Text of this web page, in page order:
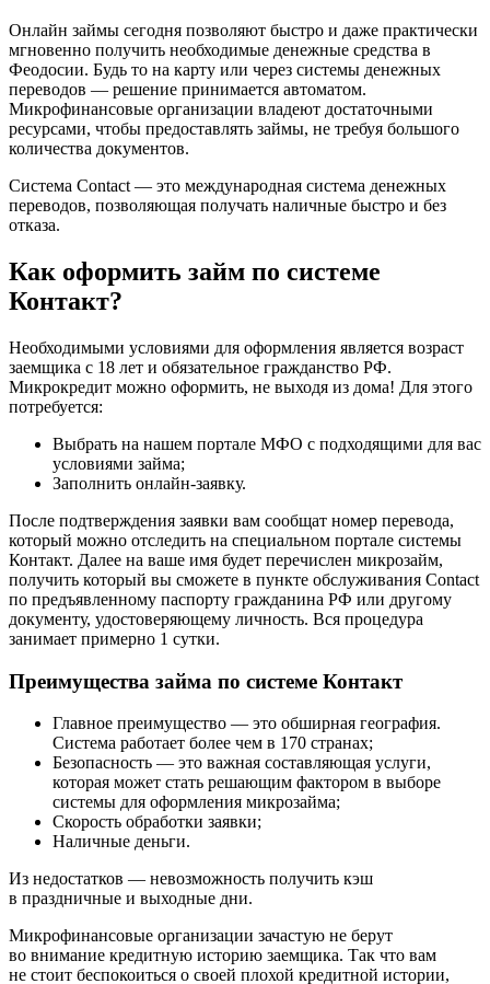
Онлайн займы сегодня позволяют быстро и даже практически
мгновенно получить необходимые денежные средства в
Феодосии. Будь то на карту или через системы денежных
переводов — решение принимается автоматом.
Микрофинансовые организации владеют достаточными
ресурсами, чтобы предоставлять займы, не требуя большого
количества документов.
Система Contact — это международная система денежных
переводов, позволяющая получать наличные быстро и без
отказа.
Как оформить займ по системе
Контакт?
Необходимыми условиями для оформления является возраст
заемщика с 18 лет и обязательное гражданство РФ.
Микрокредит можно оформить, не выходя из дома! Для этого
потребуется:
Выбрать на нашем портале МФО с подходящими для вас
условиями займа;
Заполнить онлайн-заявку.
После подтверждения заявки вам сообщат номер перевода,
который можно отследить на специальном портале системы
Контакт. Далее на ваше имя будет перечислен микрозайм,
получить который вы сможете в пункте обслуживания Contact
по предъявленному паспорту гражданина РФ или другому
документу, удостоверяющему личность. Вся процедура
занимает примерно 1 сутки.
Преимущества займа по системе Контакт
Главное преимущество — это обширная география.
Система работает более чем в 170 странах;
Безопасность — это важная составляющая услуги,
которая может стать решающим фактором в выборе
системы для оформления микрозайма;
Скорость обработки заявки;
Наличные деньги.
Из недостатков — невозможность получить кэш
в праздничные и выходные дни.
Микрофинансовые организации зачастую не берут
во внимание кредитную историю заемщика. Так что вам
не стоит беспокоиться о своей плохой кредитной истории,